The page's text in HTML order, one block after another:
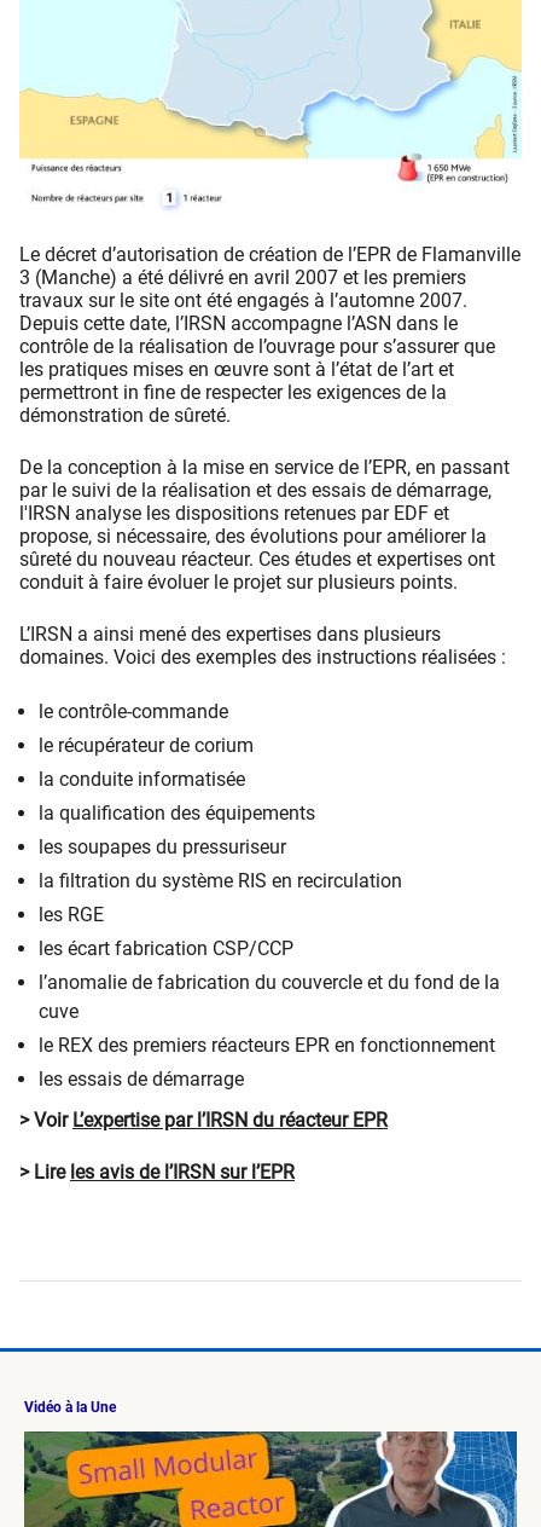
Le décret d’autorisation de création de l’EPR de Flamanville
3 (Manche) a été délivré en avril 2007 et les premiers
travaux sur le site ont été engagés à l’automne 2007.
Depuis cette date, l’IRSN accompagne l’ASN dans le
contrôle de la réalisation de l’ouvrage pour s’assurer que
les pratiques mises en œuvre sont à l’état de l’art et
permettront in fine de respecter les exigences de la
démonstration de sûreté.
De la conception à la mise en service de l’EPR, en passant
par le suivi de la réalisation et des essais de démarrage,
l'IRSN analyse les dispositions retenues par EDF et
propose, si nécessaire, des évolutions pour améliorer la
sûreté du nouveau réacteur. Ces études et expertises ont
conduit à faire évoluer le projet sur plusieurs points.
L’IRSN a ainsi mené des expertises dans plusieurs
domaines. Voici des exemples des instructions réalisées :
le contrôle-commande
le récupérateur de corium
la conduite informatisée
la qualification des équipements
les soupapes du pressuriseur
la filtration du système RIS en recirculation
les RGE
les écart fabrication CSP/CCP
l’anomalie de fabrication du couvercle et du fond de la
cuve
le REX des premiers réacteurs EPR en fonctionnement
les essais de démarrage
> Voir L’expertise par l’IRSN du réacteur EPR
> Lire les avis de l’IRSN sur l’EPR
Vidéo à la Une